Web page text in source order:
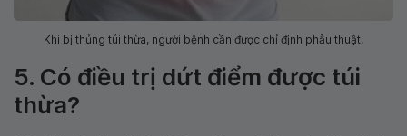
Khi bị thủng túi thừa, người bệnh cần được chỉ định phẫu thuật.
5. Có điều trị dứt điểm được túi
thừa?